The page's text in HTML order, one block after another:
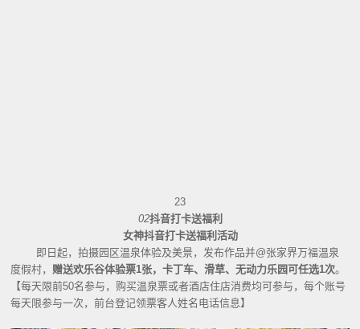
23
02抖音打卡送福利
女神抖音打卡送福利活动
即日起，拍摄园区温泉体验及美景，发布作品并@张家界万福温泉
度假村， 赠送欢乐谷体验票1张，卡丁车、滑草、无动力乐园可任选1次。
【每天限前50名参与，购买温泉票或者酒店住店消费均可参与，每个账号
每天限参与一次，前台登记领票客人姓名电话信息】